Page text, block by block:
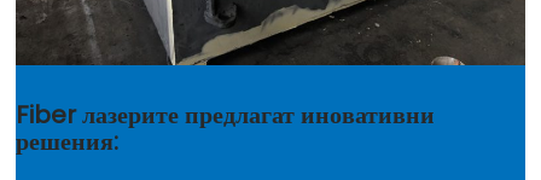
Fiber лазерите предлагат иновативни
решения: